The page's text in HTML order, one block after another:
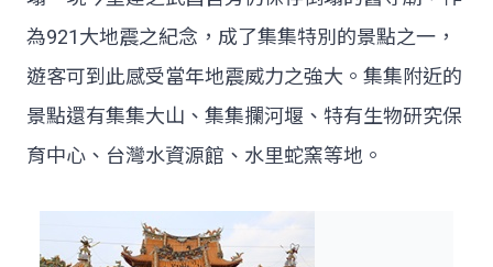
為921大地震之紀念，成了集集特別的景點之一，
遊客可到此感受當年地震威力之強大。集集附近的
景點還有集集大山、集集攔河堰、特有生物研究保
育中心、台灣水資源館、水里蛇窯等地。